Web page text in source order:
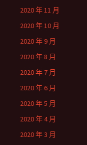
2020 年 11 月
2020 年 10 月
2020 年 9 月
2020 年 8 月
2020 年 7 月
2020 年 6 月
2020 年 5 月
2020 年 4 月
2020 年 3 月